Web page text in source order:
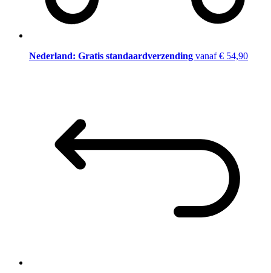
Nederland: Gratis standaardverzending vanaf € 54,90